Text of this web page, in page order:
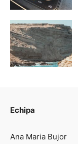
Echipa
Ana Maria Bujor